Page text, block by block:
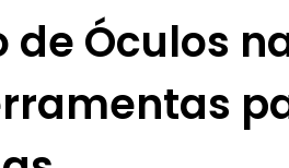
de Óculos